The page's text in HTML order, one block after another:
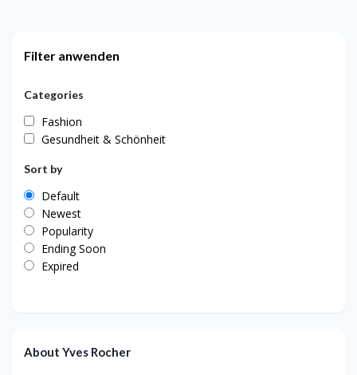
Filter anwenden
Categories
Fashion
Gesundheit & Schönheit
Sort by
Default
Newest
Popularity
Ending Soon
Expired
About Yves Rocher